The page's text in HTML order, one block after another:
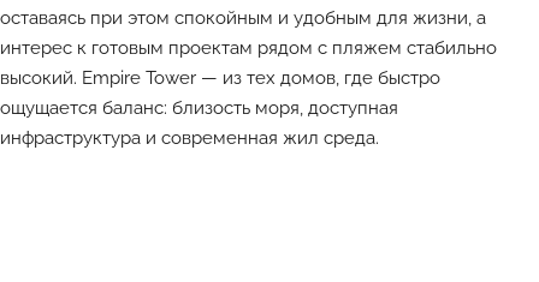
оставаясь при этом спокойным и удобным для жизни, а
интерес к готовым проектам рядом с пляжем стабильно
высокий. Empire Tower — из тех домов, где быстро
ощущается баланс: близость моря, доступная
инфраструктура и современная жил среда.